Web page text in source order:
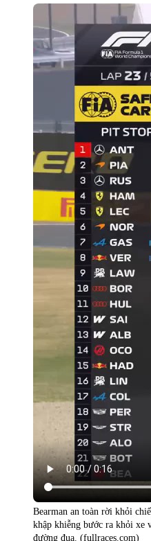
Bearman an toàn rời khỏi
khập khiễng bước ra khỏi xe
đường đua. (fullraces.com)